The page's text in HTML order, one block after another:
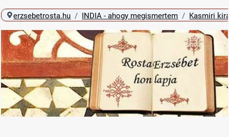
erzsebetrosta.hu INDIA - ahogy megismertem Kasmiri